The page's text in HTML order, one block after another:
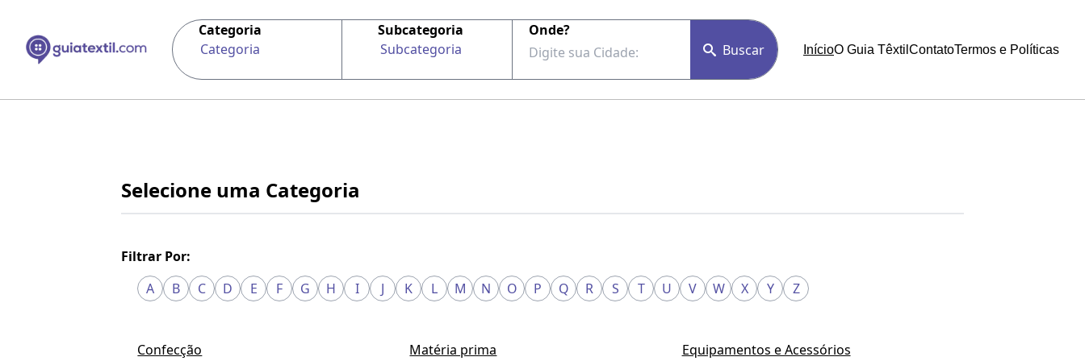
Categoria
Categoria
Subcategoria
Subcategoria
Onde?
Buscar
InícioO Guia Têxtil ContatoTermos e Políticas
Selecione uma Categoria
Filtrar Por:
A
B C D E F G H I J K L M N O P Q R S T U V W X Y Z
Confecção Matéria prima
Equipamentos e Acessórios